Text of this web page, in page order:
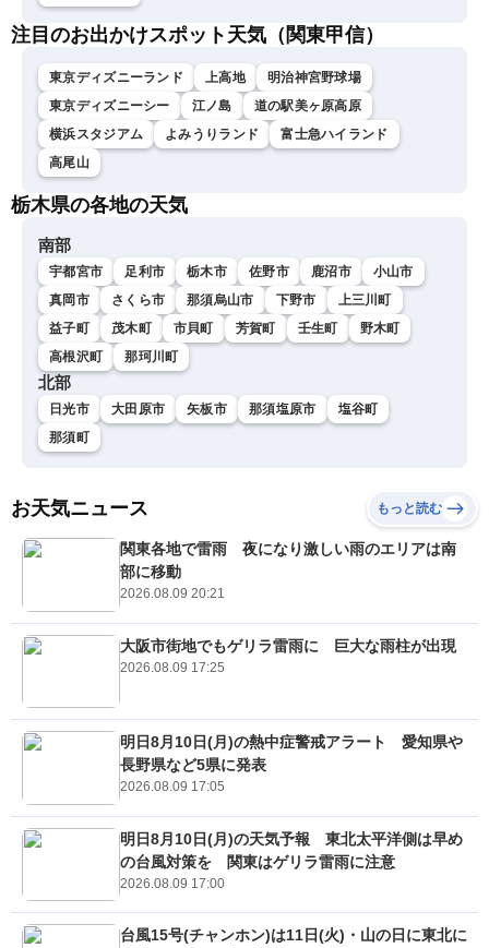
注目のお出かけスポット天気（関東甲信）
東京ディズニーランド 上高地
明治神宮野球場
東京ディズニーシー
江ノ島
道の駅美ヶ原高原
横浜スタジアム
よみうりランド
富士急ハイランド
高尾山
栃木県の各地の天気
南部
宇都宮市 足利市 栃木市 佐野市 鹿沼市
小山市
真岡市
さくら市 那須烏山市 下野市
上三川町
益子町
茂木町 市貝町 芳賀町 壬生町
野木町
高根沢町
那珂川町
北部
日光市 大田原市 矢板市 那須塩原市
塩谷町
那須町
お天気ニュース もっと読む
関東各地で雷雨 夜になり激しい雨のエリアは南
部に移動
2026.08.09 20:21
大阪市街地でもゲリラ雷雨に 巨大な雨柱が出現
2026.08.09 17:25
明日8月10日(月)の熱中症警戒アラート 愛知県や
長野県など5県に発表
2026.08.09 17:05
明日8月10日(月)の天気予報 東北太平洋側は早め
の台風対策を 関東はゲリラ雷雨に注意
2026.08.09 17:00
台風15号(チャンホン)は11日(火)・山の日に東北に